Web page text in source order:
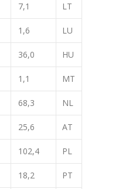
7,1 LT
1,6 LU
36,0 HU
1,1 MT
68,3 NL
25,6 AT
102,4 PL
18,2 PT